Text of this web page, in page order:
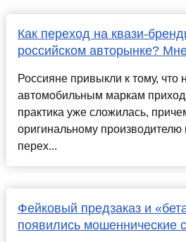
Как переход на квази-
российском авторынке?
Россияне привыкли к тому,
автомобильным маркам
практика уже сложилась,
оригинальному производителю
перех...
Фейковый предзаказ и
появились мошеннические